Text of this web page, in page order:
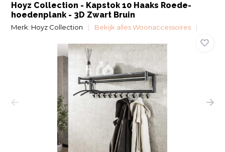
Hoyz Collection - Kapstok 10 Haaks Roede-
hoedenplank - 3D Zwart Bruin
Merk: Hoyz Collection Bekijk alles Woonaccessoires